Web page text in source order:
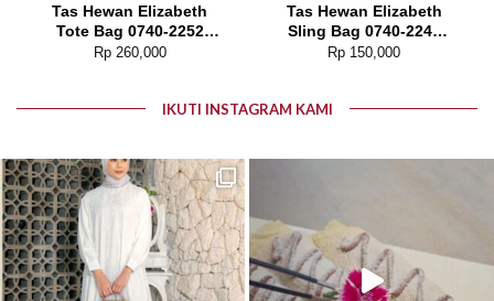
Tas Hewan Elizabeth
Tote Bag 0740-2252
(Tas Kucing Tas Anjing)
Rp260,000
Tas Hewan Elizabeth
Sling Bag 0740-2249
(Tas Kucing Tas Anjing)
Rp 150,000
IKUTI INSTAGRAM KAMI